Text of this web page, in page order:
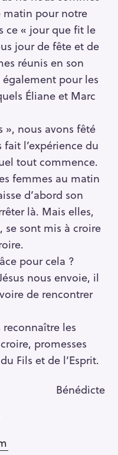
matin pour notre
ce « jour que fit le
jour de fête et de
réunis en son
pour les
Éliane et Marc
», nous avons fêté
l’expérience du
tout commence.
femmes au matin
d’abord son
là. Mais elles,
se sont mis à croire
pour cela ?
nous envoie, il
de rencontrer
reconnaître les
promesses
Fils et de l’Esprit.
Bénédicte